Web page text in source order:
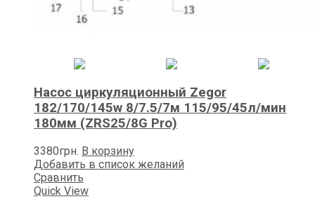
Насос циркуляционный Zegor
182/170/145w 8/7.5/7м 115/95/45л/мин
180мм (ZRS25/8G Pro)
3380грн. В корзину
Добавить в список желаний
Сравнить
Quick View